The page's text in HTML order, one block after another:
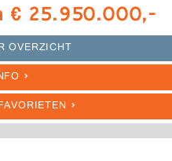
€ 25.950.000,-
OVERZICHT